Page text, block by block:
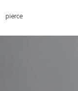
pierce